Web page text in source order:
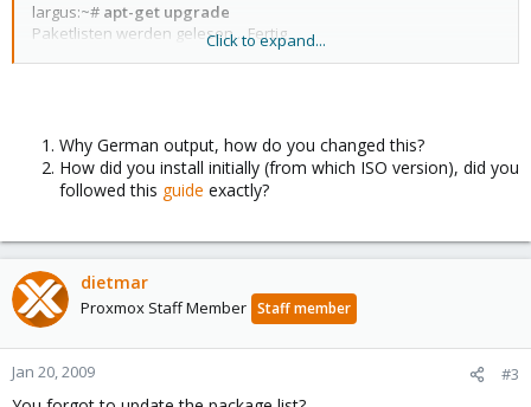
largus:~# apt-get upgrade
Paketlisten werden gelesen... Fertig
Abhängigkeitsbaum wird aufgebaut... Fertig
installiert
E: Nichterfüllte Abhängigkeiten. Versuchen Sie, -f zu
benutzen.
largus:~#apt-get -f install
Abhängigkeitsbaum wird aufgebaut... Fertig
Abhängigkeit werden korrigiert... Fertig
Die folgenden zusätzlichen Pakete werden installiert:
pve-kvm
Die folgenden NEUEN Pakete werden installiert:
pve-kvm
0 aktualisiert, 1 neu installiert, 0 zu entfernen und 0 nicht
aktualisiert.
Click to expand...
Why German output, how do you changed this?
How did you install initially (from which ISO version), did you
followed this guide exactly?
dietmar
Proxmox Staff Member Staff member
Jan 20, 2009 #3